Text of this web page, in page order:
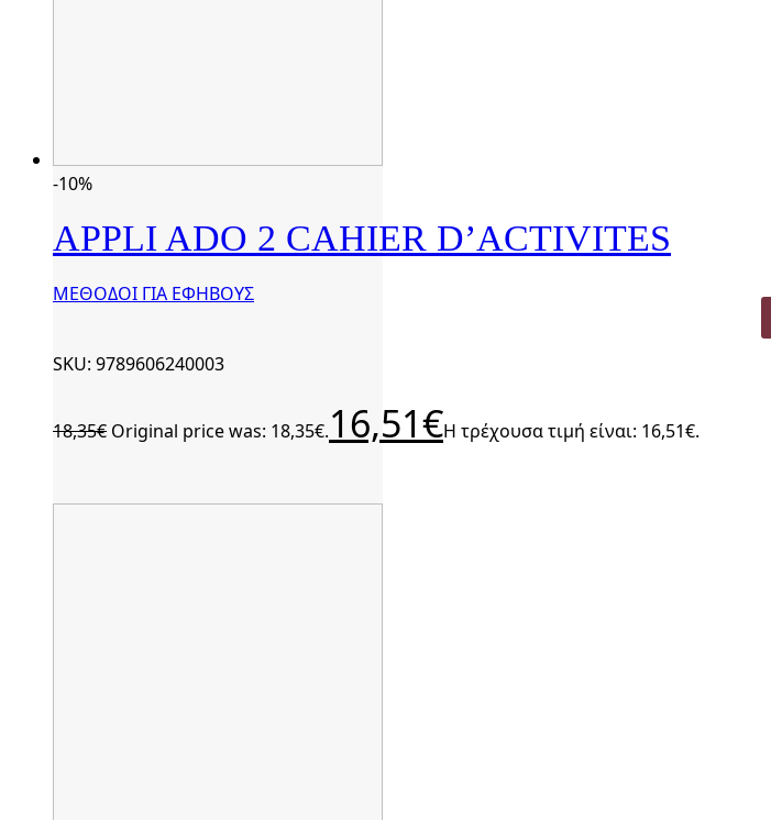
-10%
APPLI ADO 2 CAHIER D’ACTIVITES
ΜΕΘΟΔΟΙ ΓΙΑ ΕΦΗΒΟΥΣ
SKU: 9789606240003
18,35€ Original price was: 18,35€.16,51€Η τρέχουσα τιμή είναι: 16,51€.